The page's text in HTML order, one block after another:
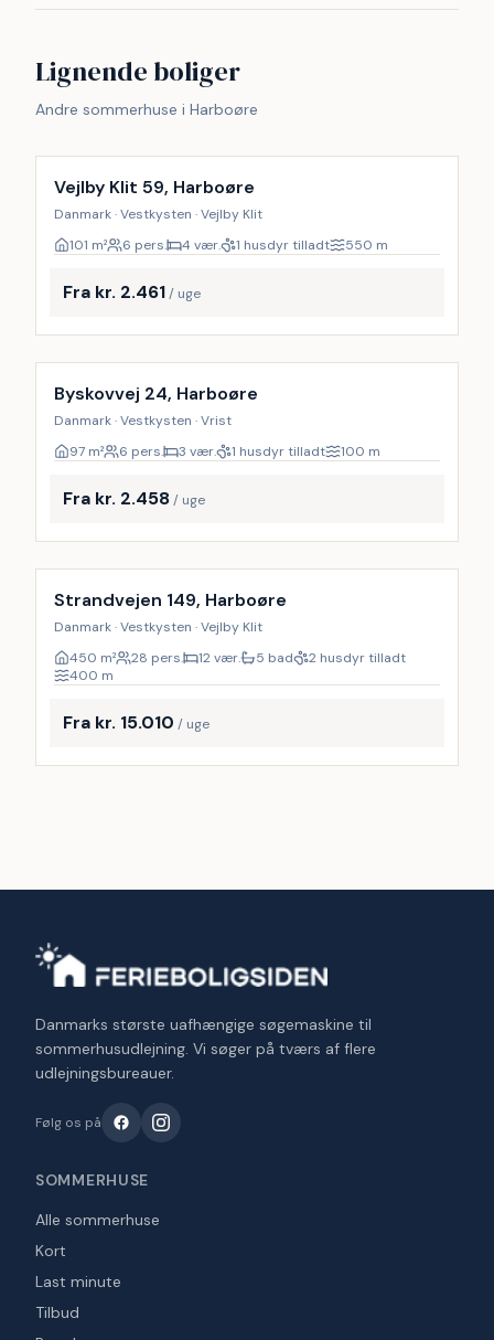
Lignende boliger
Andre sommerhuse i Harboøre
Vejlby Klit 59, Harboøre
Danmark · Vestkysten · Vejlby Klit
101 m² 6 pers. 4 vær. 1 husdyr tilladt 550 m
Fra kr. 2.461/ uge
Byskovvej 24, Harboøre
Danmark · Vestkysten · Vrist
97 m² 6 pers. 3 vær. 1 husdyr tilladt 100 m
Fra kr. 2.458/ uge
Inkl. rengøring
Strandvejen 149, Harboøre
Danmark · Vestkysten · Vejlby Klit
450 m² 28 pers. 12 vær. 5 bad
2 husdyr tilladt
400 m
Fra kr. 15.010 / uge
Danmarks største uafhængige søgemaskine til
sommerhusudlejning. Vi søger på tværs af flere
udlejningsbureauer.
Følg os på
SOMMERHUSE
Alle sommerhuse
Kort
Last minute
Tilbud